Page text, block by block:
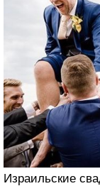
Израильские